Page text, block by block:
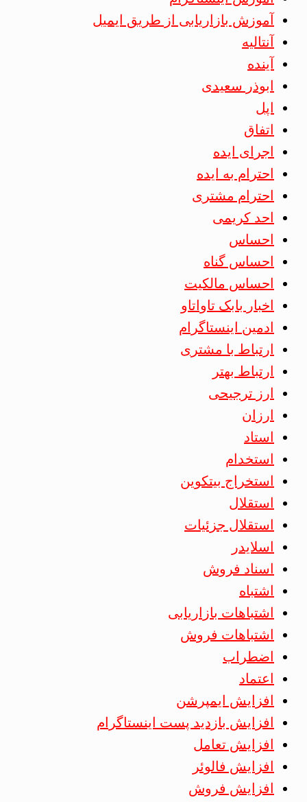
آموزش بازاریابی از طریق ایمیل
آنتالیه
آینده
ابوذر سعیدی
اپل
اتفاق
اجرای ایده
احترام به ایده
احترام مشتری
احد کریمی
احساس
احساس گناه
احساس مالکیت
اخبار بابک تاواتاو
ادمین اینستاگرام
ارتباط با مشتری
ارتباط بهتر
ارز ترجیحی
ارزان
استاد
استخدام
استخراج بیتکوین
استقلال
استقلال جزئیات
اسلایدر
اسناد فروش
اشتباه
اشتباهات بازاریابی
اشتباهات فروش
اضطراب
اعتماد
افزایش ایمپرشن
افزایش بازدید پست اینستاگرام
افزایش تعامل
افزایش فالوئر
افزایش فروش